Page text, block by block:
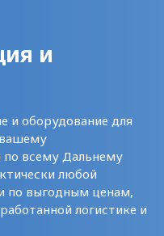
и
и оборудование для
всему Дальнему
любой
по выгодным ценам,
логистике и